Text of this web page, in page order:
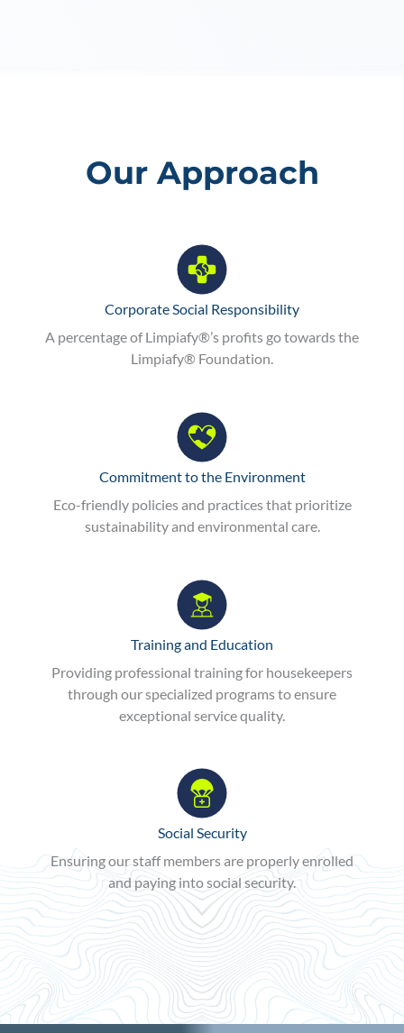
Our Approach
Corporate Social Responsibility
A percentage of Limpiafy®’s profits go towards the
Limpiafy® Foundation.
Commitment to the Environment
Eco-friendly policies and practices that prioritize
sustainability and environmental care.
Training and Education
Providing professional training for housekeepers
through our specialized programs to ensure
exceptional service quality.
Social Security
Ensuring our staff members are properly enrolled
and paying into social security.